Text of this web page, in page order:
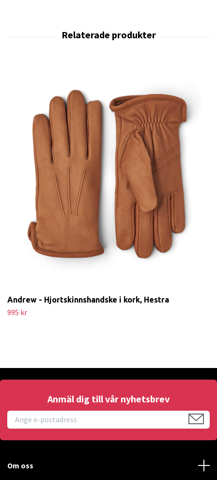
Andrew - Hjortskinnshandske i kork, Hestra
995 kr
Anmäl dig till vår nyhetsbrev
Om oss